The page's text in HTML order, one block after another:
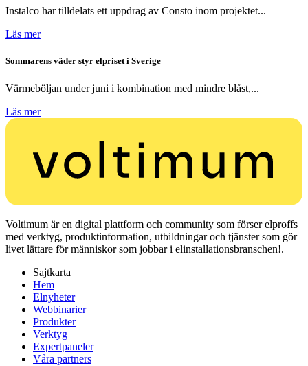
Instalco har tilldelats ett uppdrag av Consto inom projektet...
Läs mer
Sommarens väder styr elpriset i Sverige
Värmeböljan under juni i kombination med mindre blåst,...
Läs mer
Voltimum är en digital plattform och community som förser elproffs
med verktyg, produktinformation, utbildningar och tjänster som gör
livet lättare för människor som jobbar i elinstallationsbranschen!.
Sajtkarta
Hem
Elnyheter
Webbinarier
Produkter
Verktyg
Expertpaneler
Våra partners